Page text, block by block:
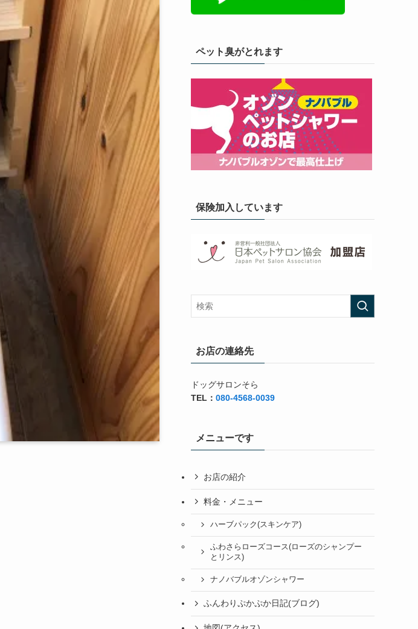
ペット臭がとれます
保険加入しています
お店の連絡先
ドッグサロンそら
TEL： 080-4568-0039
メニューです
お店の紹介
料金・メニュー
ハーブパック(スキンケア)
ふわさらローズコース(ローズのシャンプー
とリンス)
ナノバブルオゾンシャワー
ふんわりぷかぷか日記(ブログ)